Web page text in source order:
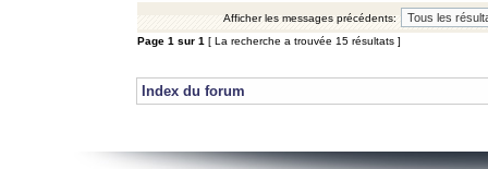
Afficher les messages précédents:
Page 1 sur 1 [ La recherche a trouvée 15 résultats ]
Index du forum